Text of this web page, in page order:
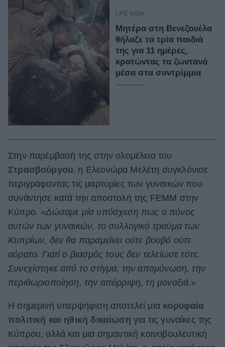
LIFE NOW
Μητέρα στη Βενεζουέλα
θήλαζε τα τρία παιδιά
της για 11 ημέρες,
κρατώντας τα ζωντανά
μέσα στα συντρίμμια
Στην παρέμβασή της στην ολομέλεια του
Στρασβούργου, η Ελεονώρα Μελέτη συγκλόνισε
περιγράφοντας τις μαρτυρίες των γυναικών που
συνάντησε κατά την αποστολή της FEMM στην
Κύπρο. «Δώσαμε μία υπόσχεση πως ο πόνος
αυτών των γυναικών, το συλλογικό τραύμα των
Κυπρίων, δεν θα παραμείνει ούτε βουβό ούτε
αόρατο. Γιατί ο βιασμός τους δεν τελείωσε τότε.
Συνεχίστηκε από το στίγμα, την απομόνωση, την
περιθωριοποίηση, την απόρριψη, τη μοναξιά.»
Η σημερινή υπερψήφιση αποτελεί μιακορυφαία
πολιτική και ηθική δικαίωση για τις γυναίκες της
Κύπρου, αλλά και μια σημαντική κοινοβουλευτική